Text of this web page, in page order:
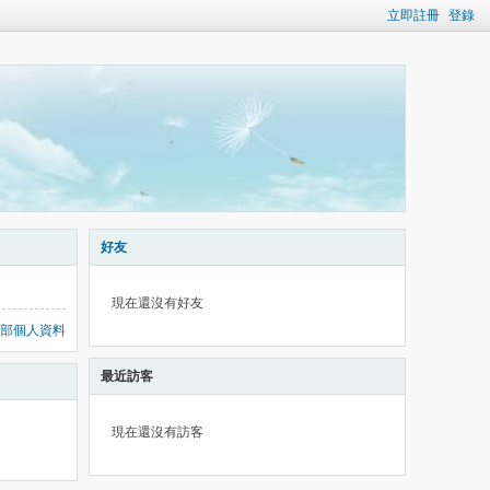
立即註冊 登錄
個人資料
好友
現在還沒有好友
最近訪客
現在還沒有訪客